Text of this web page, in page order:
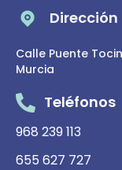
Dirección
Calle Puente
Murcia
Teléfonos
968 239 113
655 627 727